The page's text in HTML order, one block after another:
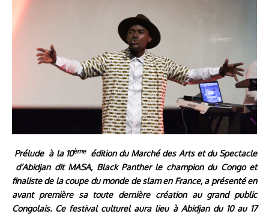
Prélude à la 10èmeédition du Marché des Arts et du Spectacle
d’Abidjan dit MASA, Black Panther le champion du Congo et
finaliste de la coupe du monde de slam en France, a présenté en
avant première sa toute dernière création au grand public
Congolais. Ce festival culturel aura lieu à Abidjan du 10 au 17